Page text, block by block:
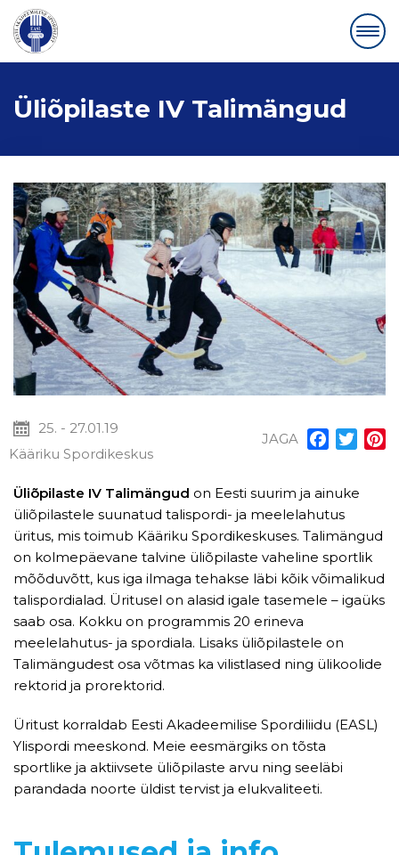
Üliõpilaste IV Talimängud
25. - 27.01.19
Kääriku Spordikeskus
JAGA Facebook
Üliõpilaste IV Talimängud on Eesti suurim ja ainuke
üliõpilastele suunatud talispordi- ja meelelahutus
üritus, mis toimub Kääriku Spordikeskuses. Talimängud
on kolmepäevane talvine üliõpilaste vaheline sportlik
mõõduvõtt, kus iga ilmaga tehakse läbi kõik võimalikud
talispordialad. Üritusel on alasid igale tasemele – igaüks
saab osa. Kokku on programmis 20 erineva
meelelahutus- ja spordiala. Lisaks üliõpilastele on
Talimängudest osa võtmas ka vilistlased ning ülikoolide
rektorid ja prorektorid.
Üritust korraldab Eesti Akadeemilise Spordiliidu (EASL)
Ylispordi meeskond. Meie eesmärgiks on tõsta
sportlike ja aktiivsete üliõpilaste arvu ning seeläbi
parandada noorte üldist tervist ja elukvaliteeti.